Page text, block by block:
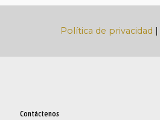
Política de privacidad |
Contáctenos